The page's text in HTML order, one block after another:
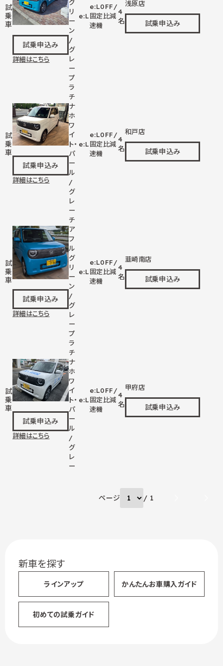
試
乗
車
試乗申込み
詳細はこちら
グ
リ
ー
ン
/
グ
レ
ー
e:L
e:L0FF/
固定比減
速機
4
名
浅原店
試乗申込み
試
乗
車
試乗申込み
詳細はこちら
プ
ラ
チ
ナ
ホ
ワ
イ
ト・
パ
ー
ル
/
グ
レ
ー
e:L
e:L0FF/
固定比減
速機
4
名
和戸店
試乗申込み
試
乗
車
試乗申込み
詳細はこちら
チ
ア
フ
ル
グ
リ
ー
ン
/
グ
レ
ー
e:L
e:L0FF/
固定比減
速機
4
名
韮崎南店
試乗申込み
試
乗
車
試乗申込み
詳細はこちら
プ
ラ
チ
ナ
ホ
ワ
イ
ト・
パ
ー
ル
/
グ
レ
ー
e:L
e:L0FF/
固定比減
速機
4
名
甲府店
試乗申込み
ページ / 1
新車を探す
ラインアップ かんたんお車購入ガイド
初めての試乗ガイド